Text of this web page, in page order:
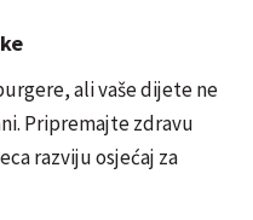
ali vaše dijete ne
Pripremajte zdravu
razviju osjećaj za